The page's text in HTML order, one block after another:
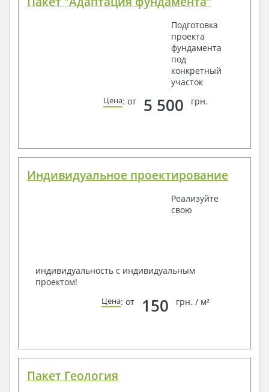
Подготовка
проекта
фундамента
под
конкретный
участок
Цена: от 5 500 грн.
Индивидуальное проектирование
Реализуйте
свою
индивидуальность с индивидуальным
проектом!
Цена: от 150 грн. / м²
Пакет Геология